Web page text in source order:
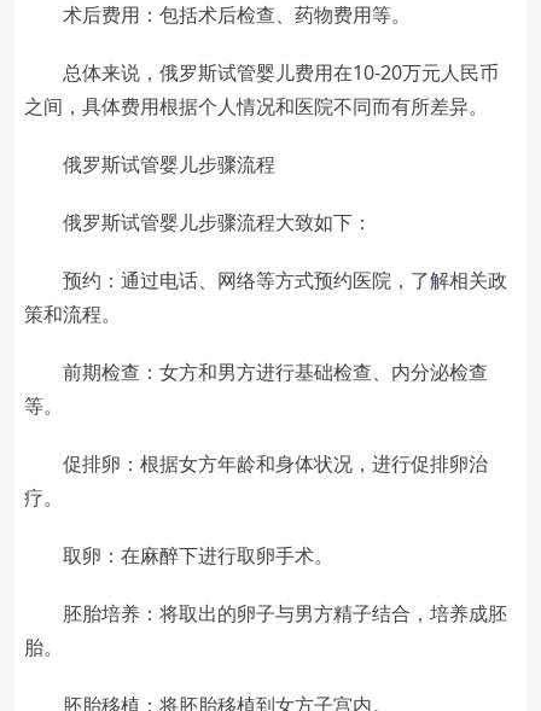
术后费用：包括术后检查、药物费用等。
总体来说，俄罗斯试管婴儿费用在10-20万元人民币
之间，具体费用根据个人情况和医院不同而有所差异。
俄罗斯试管婴儿步骤流程
俄罗斯试管婴儿步骤流程大致如下：
预约：通过电话、网络等方式预约医院，了解相关政
策和流程。
前期检查：女方和男方进行基础检查、内分泌检查
等。
促排卵：根据女方年龄和身体状况，进行促排卵治
疗。
取卵：在麻醉下进行取卵手术。
胚胎培养：将取出的卵子与男方精子结合，培养成胚
胎。
胚胎移植：将胚胎移植到女方子宫内。